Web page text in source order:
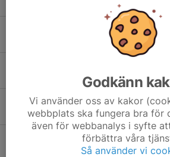
Ludwig Nygren
Luiza Papai
Godkänn
Vi använder oss av kakor
webbplats ska fungera bra för
även för webbanalys i syfte
förbättra våra
Så använder vi